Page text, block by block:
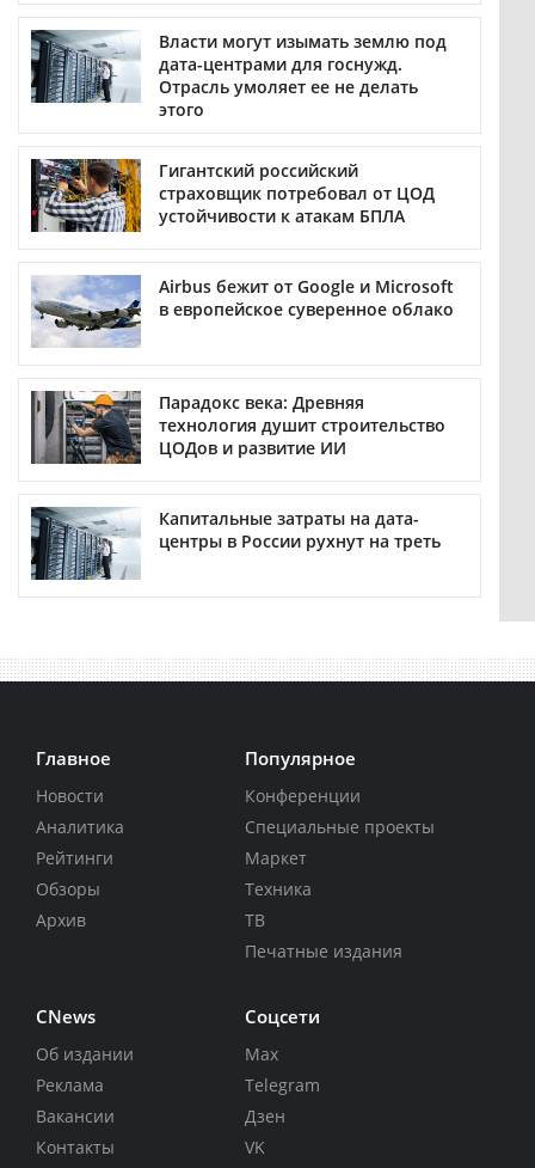
Власти могут изымать землю под
дата-центрами для госнужд.
Отрасль умоляет ее не делать
этого
Гигантский российский
страховщик потребовал от ЦОД
устойчивости к атакам БПЛА
Airbus бежит от Google и Microsoft
в европейское суверенное облако
Парадокс века: Древняя
технология душит строительство
ЦОДов и развитие ИИ
Капитальные затраты на дата-
центры в России рухнут на треть
Главное
Новости
Аналитика
Рейтинги
Обзоры
Архив
Популярное
Конференции
Специальные проекты
Маркет
Техника
ТВ
Печатные издания
CNews
Об издании
Реклама
Вакансии
Контакты
Соцсети
Max
Telegram
Дзен
VK